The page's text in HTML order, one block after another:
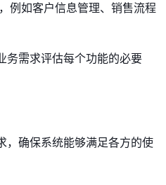
例如客户信息管理、销售流程
务需求评估每个功能的必要
，确保系统能够满足各方的使